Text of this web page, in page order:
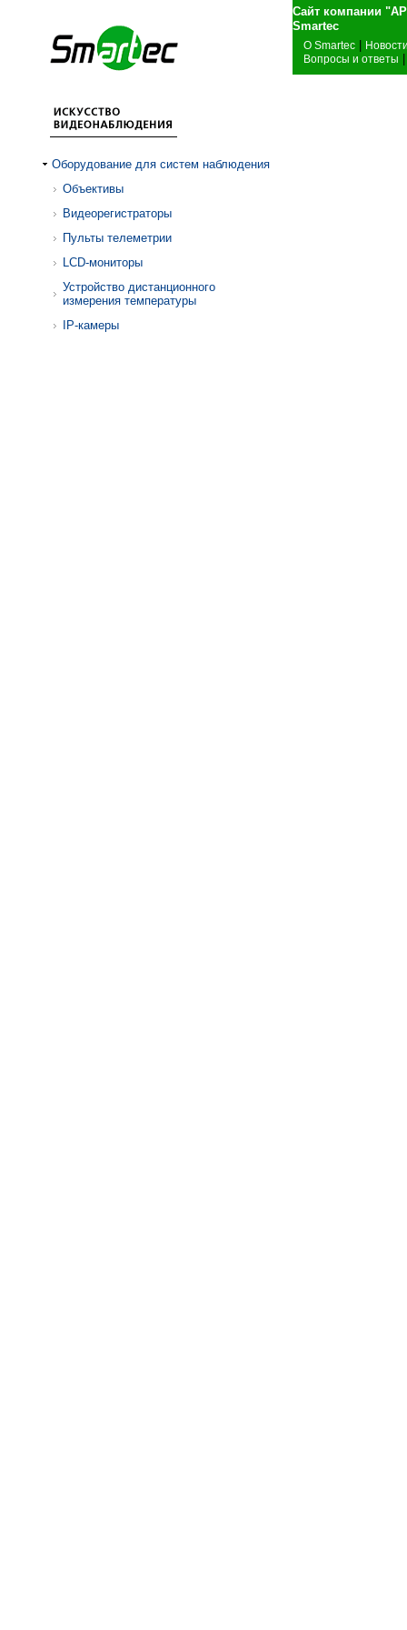
Сайт компании
О Smartec
Вопросы и ответы
Оборудование для систем наблюдения
Объективы
Видеорегистраторы
Пульты телеметрии
LCD-мониторы
Устройство дистанционного
измерения температуры
IP-камеры